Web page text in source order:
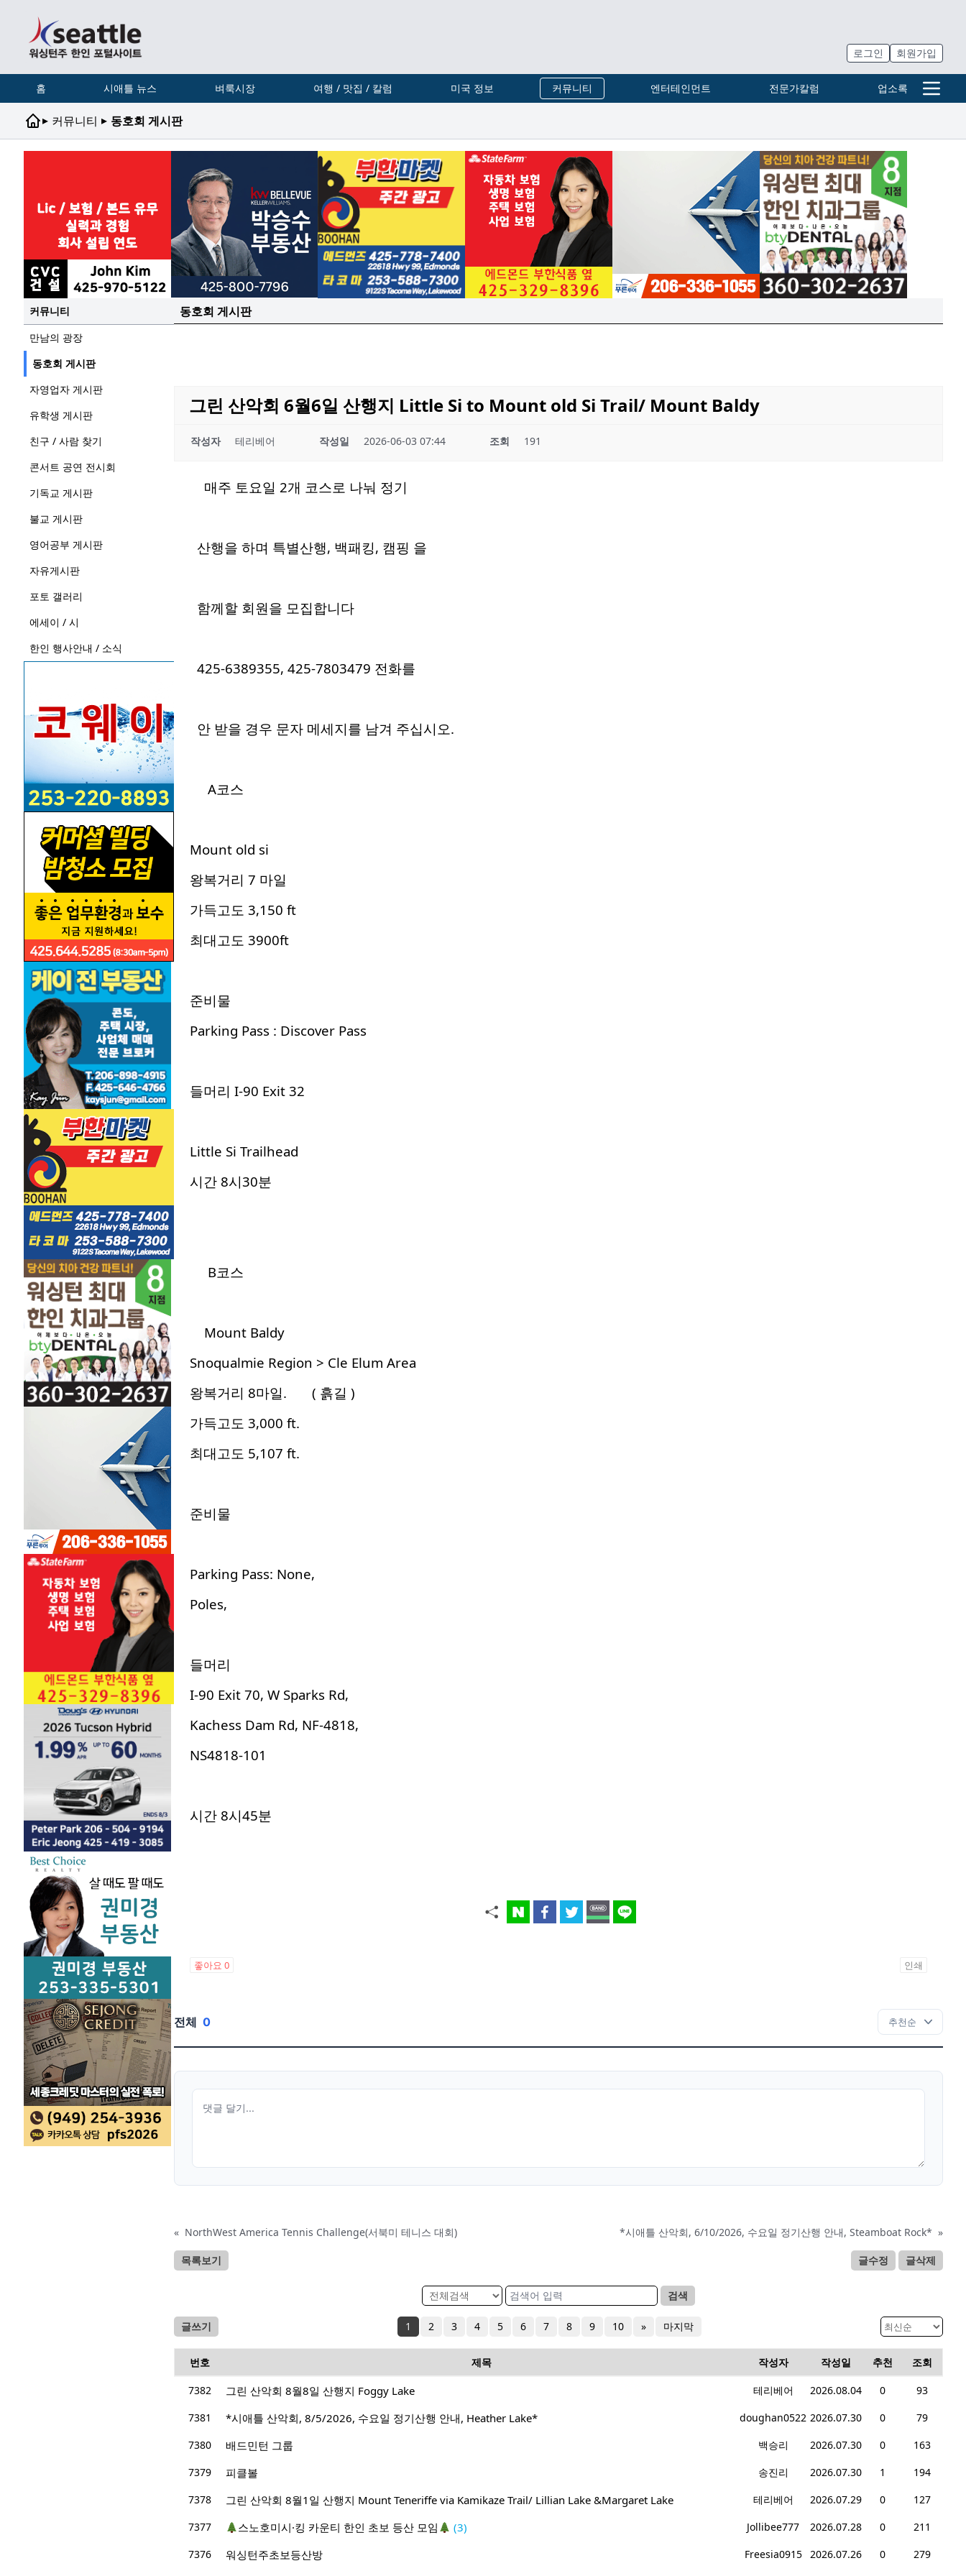
로그인 회원가입
홈 시애틀 뉴스 벼룩시장 여행 / 맛집 / 칼럼 미국 정보 커뮤니티 엔터테인먼트 전문가칼럼 업소록
▸ 커뮤니티 ▸ 동호회 게시판
커뮤니티
만남의 광장
동호회 게시판
자영업자 게시판
유학생 게시판
친구 / 사람 찾기
콘서트 공연 전시회
기독교 게시판
불교 게시판
영어공부 게시판
자유게시판
포토 갤러리
에세이 / 시
한인 행사안내 / 소식
동호회 게시판
그린 산악회 6월6일 산행지 Little Si to Mount old Si Trail/ Mount Baldy
작성자 테리베어 작성일 2026-06-03 07:44 조회 191
매주 토요일 2개 코스로 나눠 정기
산행을 하며 특별산행, 백패킹, 캠핑 을
함께할 회원을 모집합니다
425-6389355, 425-7803479 전화를
안 받을 경우 문자 메세지를 남겨 주십시오.
A코스
Mount old si
왕복거리 7 마일
가득고도 3,150 ft
최대고도 3900ft
준비물
Parking Pass : Discover Pass
들머리 I-90 Exit 32
Little Si Trailhead
시간 8시30분
B코스
Mount Baldy
Snoqualmie Region > Cle Elum Area
왕복거리 8마일. ( 흙길 )
가득고도 3,000 ft.
최대고도 5,107 ft.
준비물
Parking Pass: None,
Poles,
들머리
I-90 Exit 70, W Sparks Rd,
Kachess Dam Rd, NF-4818,
NS4818-101
시간 8시45분
좋아요 0 인쇄
전체 0
« NorthWest America Tennis Challenge(서북미 테니스 대회) *시애틀 산악회, 6/10/2026, 수요일 정기산행 안내, Steamboat Rock* »
목록보기 글수정 글삭제
검색
글쓰기 1 2 3 4 5 6 7 8 9 10 » 마지막
번호 제목 작성자 작성일 추천 조회
7382 그린 산악회 8월8일 산행지 Foggy Lake 테리베어 2026.08.04 0
93
7381
*시애틀 산악회, 8/5/2026, 수요일 정기산행 안내, Heather Lake* doughan0522 2026.07.30 0
79
7380
배드민턴 그룹 백승리 2026.07.30 0
163
7379
피클볼 송진리 2026.07.30 1
194
7378
그린 산악회 8월1일 산행지 Mount Teneriffe via Kamikaze Trail/ Lillian Lake &Margaret Lake 테리베어 2026.07.29 0
127
7377
스노호미시·킹 카운티 한인 초보 등산 모임 (3) Jollibee777 2026.07.28 0
211
7376
워싱턴주초보등산방 Freesia0915 2026.07.26 0
279